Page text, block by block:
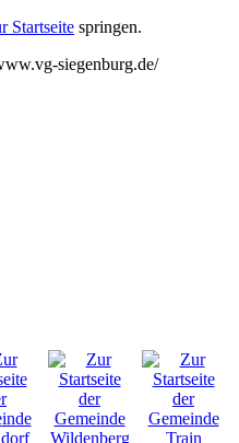
Startseite springen.
siegenburg.de/